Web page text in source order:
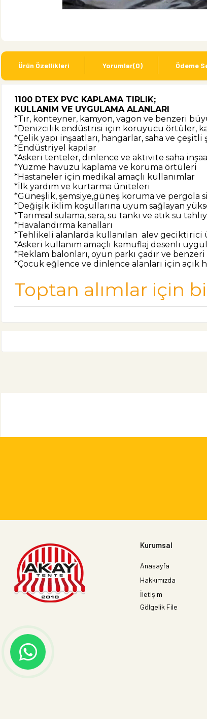
Ürün Özellikleri Yorumlar(0) Ödeme
1100 DTEX PVC KAPLAMA TIRLIK;
KULLANIM VE UYGULAMA ALANLARI
*Tır, konteyner, kamyon, vagon ve benzeri
*Denizcilik endüstrisi için koruyucu örtüler,
*Çelik yapı inşaatları, hangarlar, saha ve çeşitli
*Endüstriyel kapılar
*Askeri tenteler, dinlence ve aktivite saha
*Yüzme havuzu kaplama ve koruma örtüleri
*Hastaneler için medikal amaçlı kullanımlar
*İlk yardım ve kurtarma üniteleri
*Güneşlik, şemsiye,güneş koruma ve pergola
*Değişik iklim koşullarına uyum sağlayan
*Tarımsal sulama, sera, su tankı ve atık su
*Havalandırma kanalları
*Tehlikeli alanlarda kullanılan alev geciktirici
*Askeri kullanım amaçlı kamuflaj desenli
*Reklam balonları, oyun parkı çadır ve
*Çocuk eğlence ve dinlence alanları için açık
Toptan alımlar için
Kurumsal
Anasayfa
Hakkımızda
İletişim
Gölgelik File